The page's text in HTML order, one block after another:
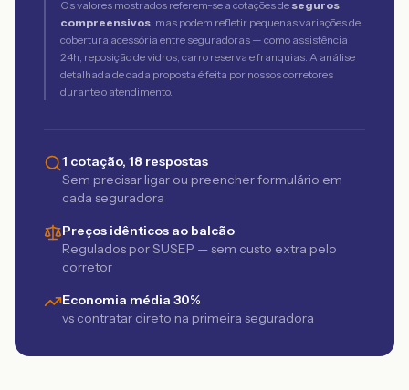
Os valores mostrados referem-se a cotações de seguros
compreensivos, mas podem refletir pequenas variações de
cobertura acessória entre seguradoras — como assistência
24h, reposição de vidros, carro reserva e franquias. A análise
detalhada de cada proposta é feita por nossos corretores
durante o atendimento.
1 cotação, 18 respostas
Sem precisar ligar ou preencher formulário em
cada seguradora
Preços idênticos ao balcão
Regulados por SUSEP — sem custo extra pelo
corretor
Economia média 30%
vs contratar direto na primeira seguradora